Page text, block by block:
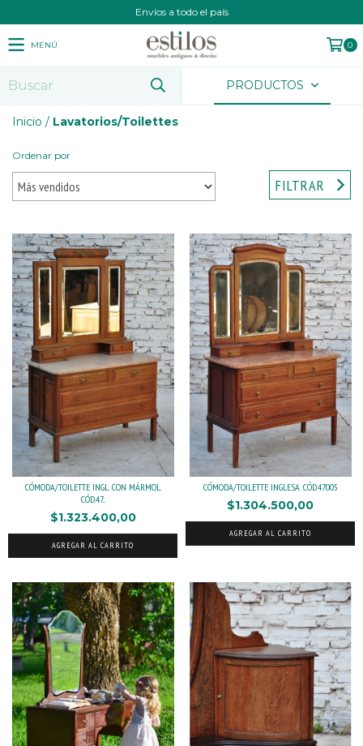
Envíos a todo el país
MENÚ 0
PRODUCTOS
Inicio / Lavatorios/Toilettes
Ordenar por
FILTRAR
CÓMODA/TOILETTE INGL. CON MÁRMOL.
CÓD.47...
$1.323.400,00
AGREGAR AL CARRITO
CÓMODA/TOILETTE INGLESA. CÓD.47005
$1.304.500,00
AGREGAR AL CARRITO